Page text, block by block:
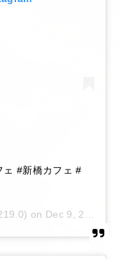
ェ #新橋カフェ #
on Dec 9, 2019 at 5:03am PST